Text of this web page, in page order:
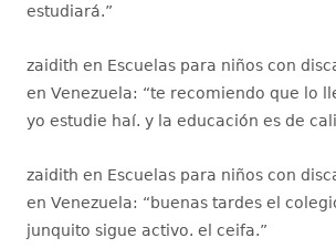
estudiará.”
zaidith en Escuelas para niños con
en Venezuela: “te recomiendo que lo
yo estudie haí. y la educación es de
zaidith en Escuelas para niños con
en Venezuela: “buenas tardes el
junquito sigue activo. el ceifa.”